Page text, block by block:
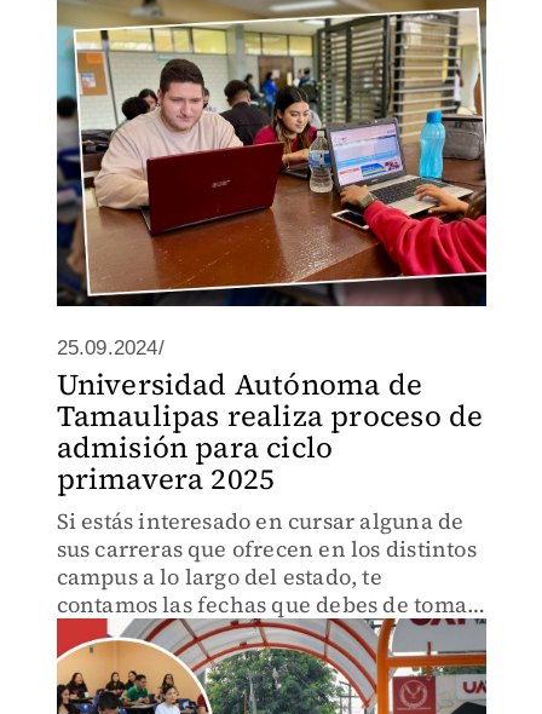
25.09.2024/
Universidad Autónoma de
Tamaulipas realiza proceso de
admisión para ciclo
primavera 2025
Si estás interesado en cursar alguna de
sus carreras que ofrecen en los distintos
campus a lo largo del estado, te
contamos las fechas que debes de tomar
en cuenta.